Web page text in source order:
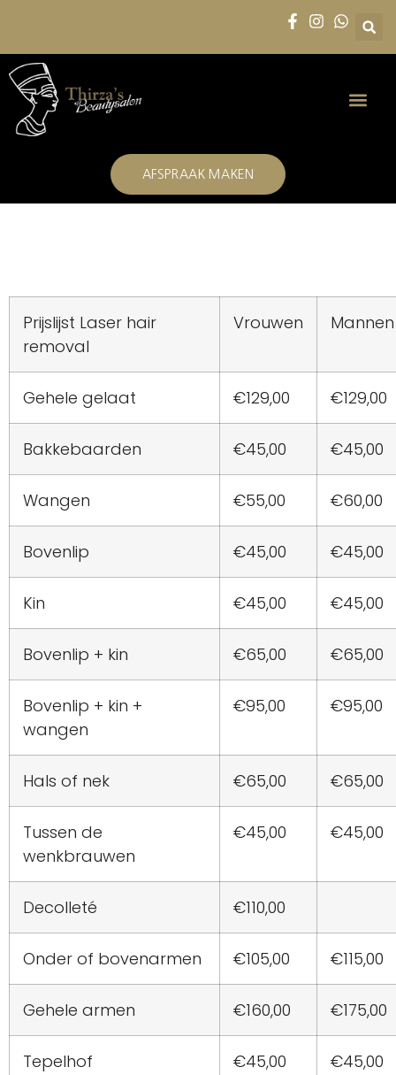
AFSPRAAK MAKEN
Prijslijst Laser hair
removal
Vrouwen Mannen
Gehele gelaat €129,00 €129,00
Bakkebaarden €45,00 €45,00
Wangen €55,00 €60,00
Bovenlip €45,00 €45,00
Kin €45,00 €45,00
Bovenlip + kin €65,00 €65,00
Bovenlip + kin +
wangen
€95,00 €95,00
Hals of nek €65,00 €65,00
Tussen de
wenkbrauwen
€45,00 €45,00
Decolleté €110,00
Onder of bovenarmen €105,00 €115,00
Gehele armen €160,00 €175,00
Tepelhof €45,00 €45,00